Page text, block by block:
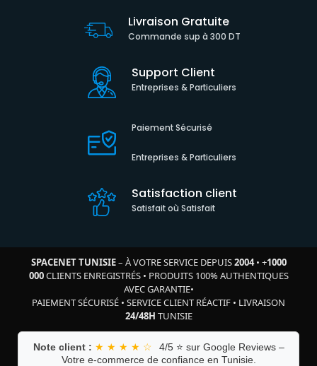
Livraison Gratuite
Commande sup à 300 DT
Support Client
Entreprises & Particuliers
Paiement Sécurisé
Entreprises & Particuliers
Satisfaction client
Satisfait où Satisfait
SPACENET TUNISIE– À VOTRE SERVICE DEPUIS2004• +1000
000CLIENTS ENREGISTRÉS• PRODUITS 100% AUTHENTIQUES
AVEC GARANTIE•
PAIEMENT SÉCURISÉ • SERVICE CLIENT RÉACTIF • LIVRAISON
24/48H TUNISIE
Note client : ★ ★ ★ ★ ☆
4/5 ⭐ sur Google Reviews –
Votre e-commerce de confiance en Tunisie.